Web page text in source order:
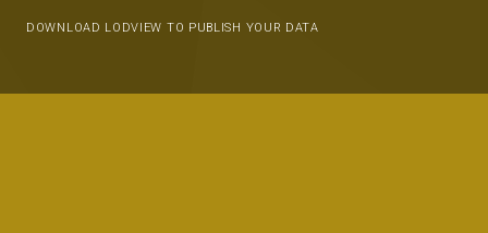
DOWNLOAD LODVIEW TO PUBLISH YOUR DATA